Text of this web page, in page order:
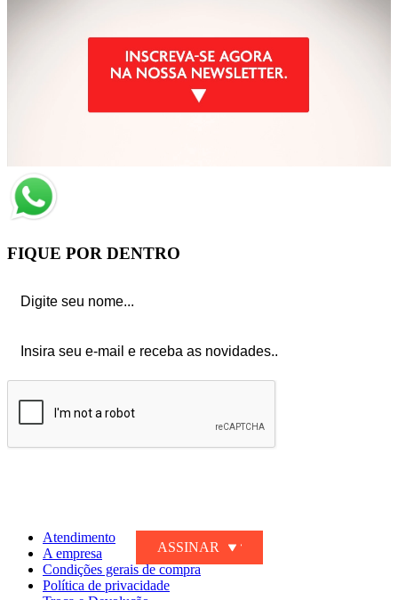
FIQUE POR DENTRO
ASSINAR
Atendimento
A empresa
Condições gerais de compra
Política de privacidade